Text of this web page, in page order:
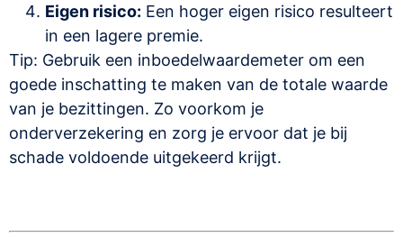
Eigen risico: Een hoger eigen risico resulteert
in een lagere premie.
Tip: Gebruik een inboedelwaardemeter om een
goede inschatting te maken van de totale waarde
van je bezittingen. Zo voorkom je
onderverzekering en zorg je ervoor dat je bij
schade voldoende uitgekeerd krijgt.